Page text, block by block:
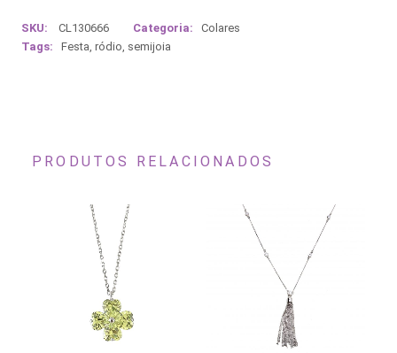
SKU: CL130666 Categoria:
Colares
Tags:
Festa, ródio, semijoia
PRODUTOS RELACIONADOS